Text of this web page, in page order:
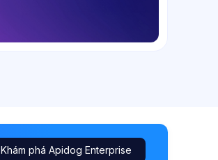
Khám phá Apidog Enterprise